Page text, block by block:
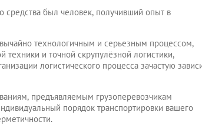
средства был человек, получивший опыт в
технологичным и серьезным процессом,
техники и точной скрупулёзной логистики,
логистического процесса зачастую
предъявляемым грузоперевозчикам
порядок транспортировки вашего